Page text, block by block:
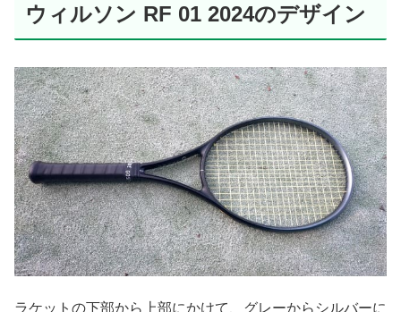
ウィルソン RF 01 2024のデザイン
ラケットの下部から上部にかけて、グレーからシルバーに